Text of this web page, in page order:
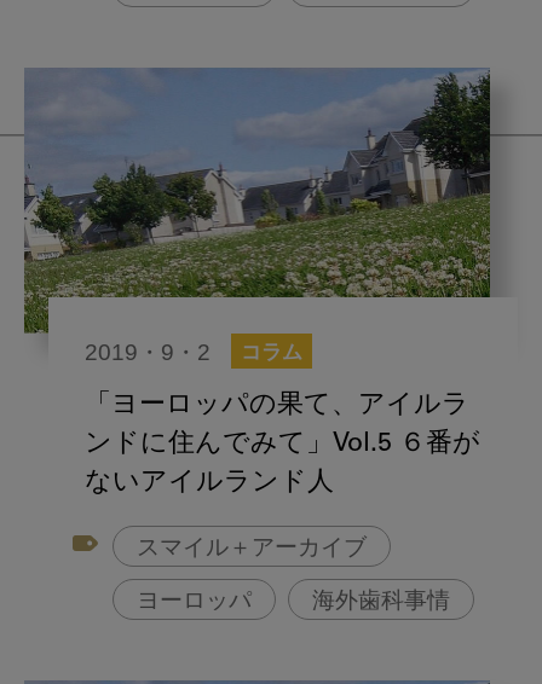
2019・9・2 コラム
「ヨーロッパの果て、アイルラ
ンドに住んでみて」Vol.5 ６番が
ないアイルランド人
スマイル＋アーカイブ
ヨーロッパ 海外歯科事情